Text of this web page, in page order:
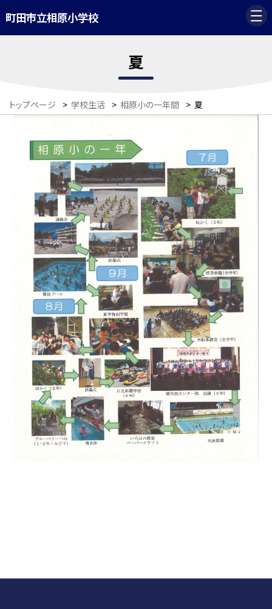
町田市立相原小学校
夏
トップページ > 学校生活 > 相原小の一年間 > 夏